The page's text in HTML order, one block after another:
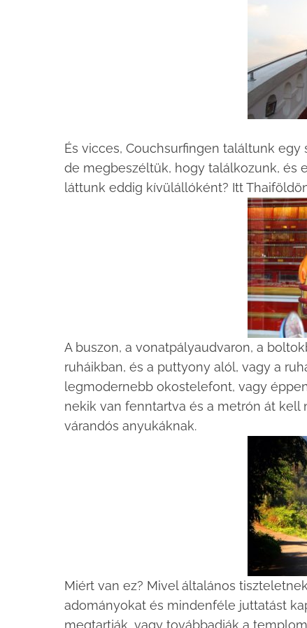
És vicces, Couchsurfingen találtunk
de megbeszéltük, hogy találkozunk, és
láttunk eddig kívülállóként? Itt
A buszon, a vonatpályaudvaron, a
ruháikban, és a puttyony alól, vagy a
legmodernebb okostelefont, vagy
nekik van fenntartva és a metrón át kell
várandós anyukáknak.
Miért van ez? Mivel általános
adományokat és mindenféle juttatást
megtartják, vagy továbbadják a